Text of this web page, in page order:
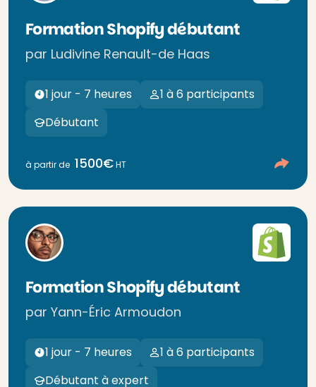
Formation Shopify débutant
par Ludivine Renault-de Haas
1 jour - 7 heures
1 à 6 participants
Débutant
à partir de 1500€HT
Formation Shopify débutant
par Yann-Éric Armoudon
1 jour - 7 heures
1 à 6 participants
Débutant à expert